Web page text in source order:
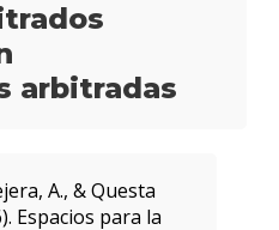
arbitradas
A., & Questa
Espacios para la